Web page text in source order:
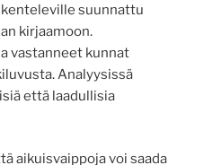
suunnattu
kirjaamoon.
vastanneet kunnat
Analyysissä
että laadullisia
aikuisvaippoja voi saada